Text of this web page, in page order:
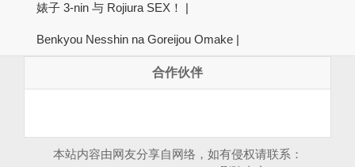
婊子 3-nin 与 Rojiura SEX！ |
Benkyou Nesshin na Goreijou Omake |
合作伙伴
本站内容由网友分享自网络，如有侵权请联系：